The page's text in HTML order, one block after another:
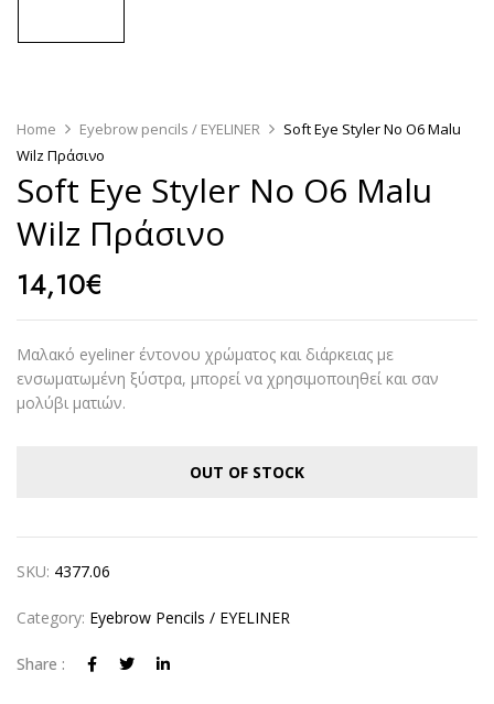
Home Eyebrow pencils / EYELINER
Soft Eye Styler No O6 Malu
Wilz Πράσινο
Soft Eye Styler No O6 Malu
Wilz Πράσινο
14,10€
Μαλακό eyeliner έντονου χρώματος και διάρκειας με
ενσωματωμένη ξύστρα, μπορεί να χρησιμοποιηθεί και σαν
μολύβι ματιών.
OUT OF STOCK
SKU: 4377.06
Category: Eyebrow Pencils / EYELINER
Share :